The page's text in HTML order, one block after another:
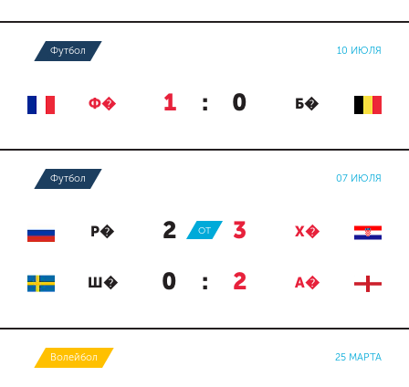
Футбол 10 ИЮЛЯ
Ф� 1 : 0 Б�
Футбол 07 ИЮЛЯ
Р� 2 : 3 Х�
ОТ
Ш� 0 : 2 А�
Волейбол 25 МАРТА